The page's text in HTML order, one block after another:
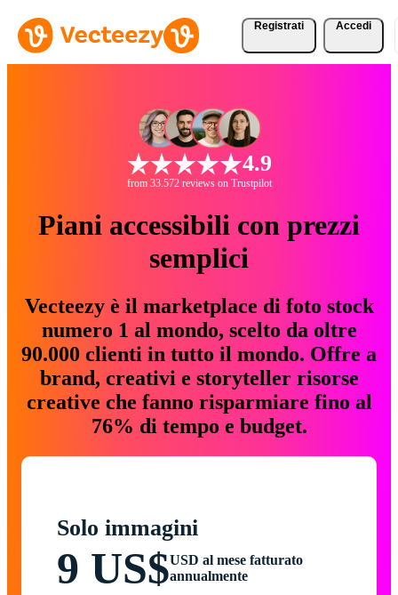
Registrati Accedi
4.9
from 33.572 reviews on Trustpilot
Piani accessibili con prezzi
semplici
Vecteezy è il marketplace di foto stock
numero 1 al mondo, scelto da oltre
90.000 clienti in tutto il mondo. Offre a
brand, creativi e storyteller risorse
creative che fanno risparmiare fino al
76% di tempo e budget.
Solo immagini
9 US$USD al mese fatturato
annualmente